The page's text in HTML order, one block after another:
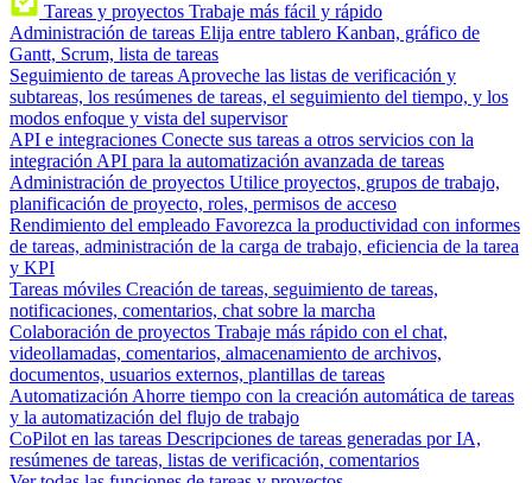
Tareas y proyectos Trabaje más fácil y rápido
Administración de tareas Elija entre tablero Kanban, gráfico de
Gantt, Scrum, lista de tareas
Seguimiento de tareas Aproveche las listas de verificación y
subtareas, los resúmenes de tareas, el seguimiento del tiempo, y los
modos enfoque y vista del supervisor
API e integraciones Conecte sus tareas a otros servicios con la
integración API para la automatización avanzada de tareas
Administración de proyectos Utilice proyectos, grupos de trabajo,
planificación de proyecto, roles, permisos de acceso
Rendimiento del empleado Favorezca la productividad con informes
de tareas, administración de la carga de trabajo, eficiencia de la tarea
y KPI
Tareas móviles Creación de tareas, seguimiento de tareas,
notificaciones, comentarios, chat sobre la marcha
Colaboración de proyectos Trabaje más rápido con el chat,
videollamadas, comentarios, almacenamiento de archivos,
documentos, usuarios externos, plantillas de tareas
Automatización Ahorre tiempo con la creación automática de tareas
y la automatización del flujo de trabajo
CoPilot en las tareas Descripciones de tareas generadas por IA,
resúmenes de tareas, listas de verificación, comentarios